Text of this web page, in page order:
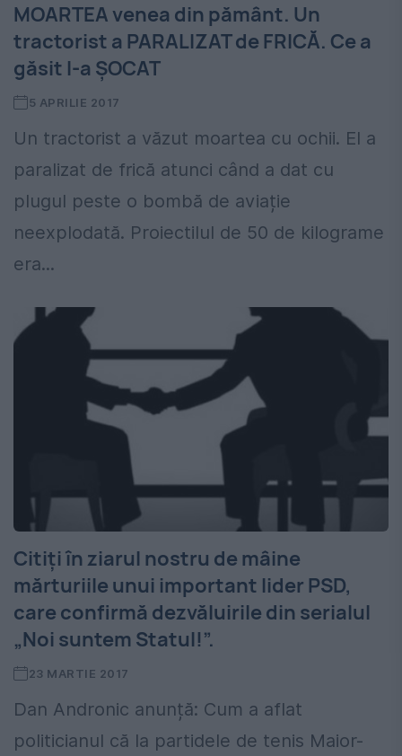
MOARTEA venea din pământ. Un
tractorist a PARALIZAT de FRICĂ. Ce a
găsit l-a ȘOCAT
5 APRILIE 2017
Un tractorist a văzut moartea cu ochii. El a
paralizat de frică atunci când a dat cu
plugul peste o bombă de aviație
neexplodată. Proiectilul de 50 de kilograme
era...
Citiți în ziarul nostru de mâine
mărturiile unui important lider PSD,
care confirmă dezvăluirile din serialul
„Noi suntem Statul!”.
23 MARTIE 2017
Dan Andronic anunță: Cum a aflat
politicianul că la partidele de tenis Maior-